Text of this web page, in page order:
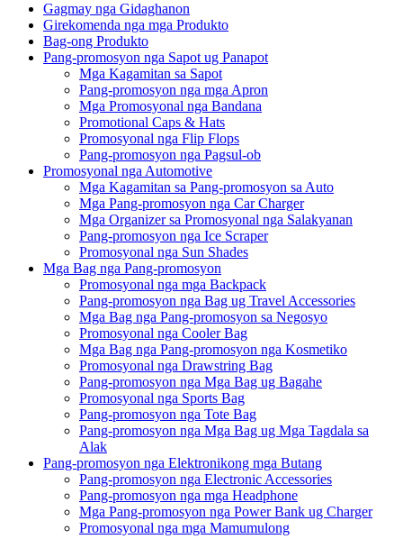
Gagmay nga Gidaghanon
Girekomenda nga mga Produkto
Bag-ong Produkto
Pang-promosyon nga Sapot ug Panapot
Mga Kagamitan sa Sapot
Pang-promosyon nga mga Apron
Mga Promosyonal nga Bandana
Promotional Caps & Hats
Promosyonal nga Flip Flops
Pang-promosyon nga Pagsul-ob
Promosyonal nga Automotive
Mga Kagamitan sa Pang-promosyon sa Auto
Mga Pang-promosyon nga Car Charger
Mga Organizer sa Promosyonal nga Salakyanan
Pang-promosyon nga Ice Scraper
Promosyonal nga Sun Shades
Mga Bag nga Pang-promosyon
Promosyonal nga mga Backpack
Pang-promosyon nga Bag ug Travel Accessories
Mga Bag nga Pang-promosyon sa Negosyo
Promosyonal nga Cooler Bag
Mga Bag nga Pang-promosyon nga Kosmetiko
Promosyonal nga Drawstring Bag
Pang-promosyon nga Mga Bag ug Bagahe
Promosyonal nga Sports Bag
Pang-promosyon nga Tote Bag
Pang-promosyon nga Mga Bag ug Mga Tagdala sa
Alak
Pang-promosyon nga Elektronikong mga Butang
Pang-promosyon nga Electronic Accessories
Pang-promosyon nga mga Headphone
Mga Pang-promosyon nga Power Bank ug Charger
Promosyonal nga mga Mamumulong